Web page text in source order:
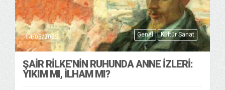
Genel Kültür Sanat
14/05/2025
ŞAIR RILKE’NIN RUHUNDA ANNE İZLERI:
YIKIM MI, İLHAM MI?